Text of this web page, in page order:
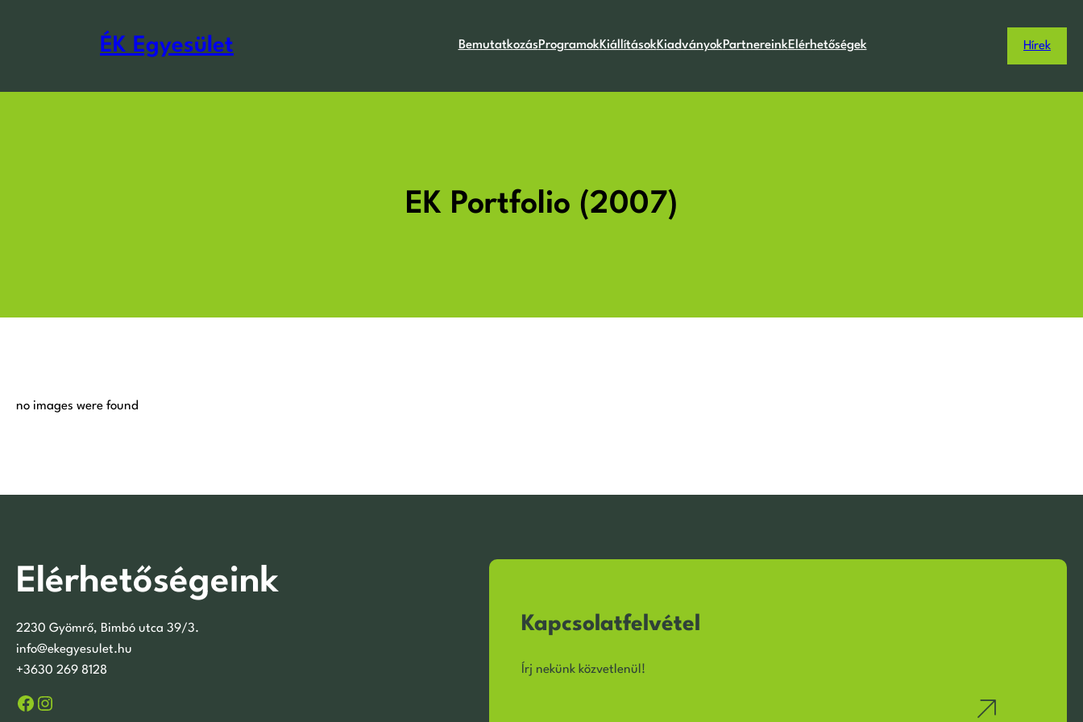
ÉK Egyesület BemutatkozásProgramokKiállításokKiadványokPartnereinkElérhetőségek Hírek
EK Portfolio (2007)
no images were found
Elérhetőségeink
2230 Gyömrő, Bimbó utca 39/3.
info@ekegyesulet.hu
+3630 269 8128
Facebook Instagram
Kapcsolatfelvétel
Írj nekünk közvetlenül!